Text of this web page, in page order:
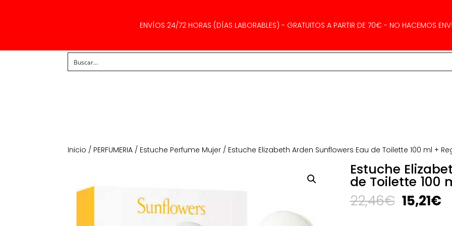
ENVÍOS 24/72 HORAS (DÍAS LABORABLES) - GRATUITOS A PARTIR DE 70€ - NO HACEMOS
Inicio / PERFUMERIA / Estuche Perfume Mujer / Estuche Elizabeth Arden Sunflowers Eau de Toilette 100 ml +
Estuche
de Toilette 100
22,46€ El
precio
15,21€El